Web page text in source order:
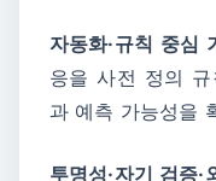
자동화·규칙 중심
응을 사전 정의
과 예측 가능성을
투명성·자기 검증·